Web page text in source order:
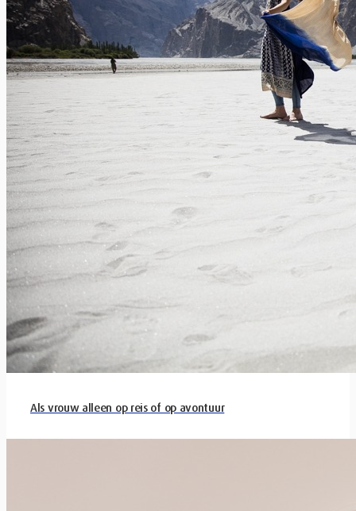
Als vrouw alleen op reis of op avontuur